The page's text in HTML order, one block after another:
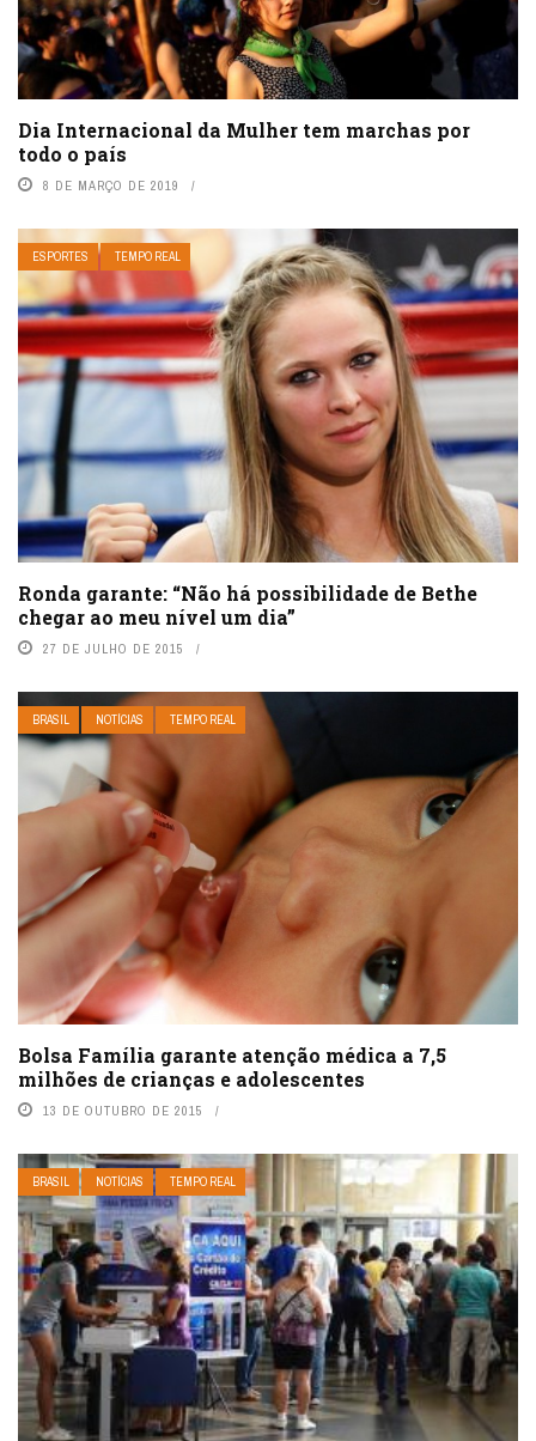
Dia Internacional da Mulher tem marchas por
todo o país
8 DE MARÇO DE 2019
ESPORTES TEMPO REAL
Ronda garante: “Não há possibilidade de Bethe
chegar ao meu nível um dia”
27 DE JULHO DE 2015
BRASIL NOTÍCIAS TEMPO REAL
Bolsa Família garante atenção médica a 7,5
milhões de crianças e adolescentes
13 DE OUTUBRO DE 2015
BRASIL NOTÍCIAS TEMPO REAL